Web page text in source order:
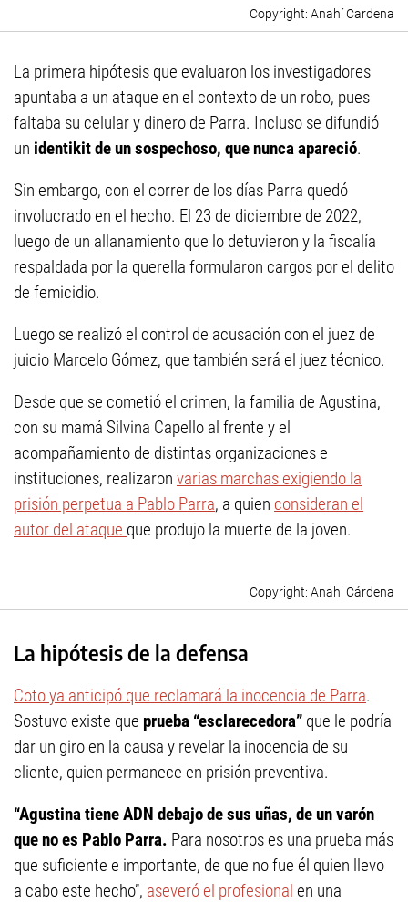
Anahí Cardena
La primera hipótesis que evaluaron los investigadores
apuntaba a un ataque en el contexto de un robo, pues
faltaba su celular y dinero de Parra. Incluso se difundió
un identikit de un sospechoso, que nunca apareció.
Sin embargo, con el correr de los días Parra quedó
involucrado en el hecho. El 23 de diciembre de 2022,
luego de un allanamiento que lo detuvieron y la fiscalía
respaldada por la querella formularon cargos por el delito
de femicidio.
Luego se realizó el control de acusación con el juez de
juicio Marcelo Gómez, que también será el juez técnico.
Desde que se cometió el crimen, la familia de Agustina,
con su mamá Silvina Capello al frente y el
acompañamiento de distintas organizaciones e
instituciones, realizaron varias marchas exigiendo la
prisión perpetua a Pablo Parra, a quien consideran el
autor del ataque que produjo la muerte de la joven.
Anahi Cárdena
La hipótesis de la defensa
Coto ya anticipó que reclamará la inocencia de Parra.
Sostuvo existe que prueba “esclarecedora” que le podría
dar un giro en la causa y revelar la inocencia de su
cliente, quien permanece en prisión preventiva.
“Agustina tiene ADN debajo de sus uñas, de un varón
que no es Pablo Parra. Para nosotros es una prueba más
que suficiente e importante, de que no fue él quien llevo
a cabo este hecho”, aseveró el profesional en una